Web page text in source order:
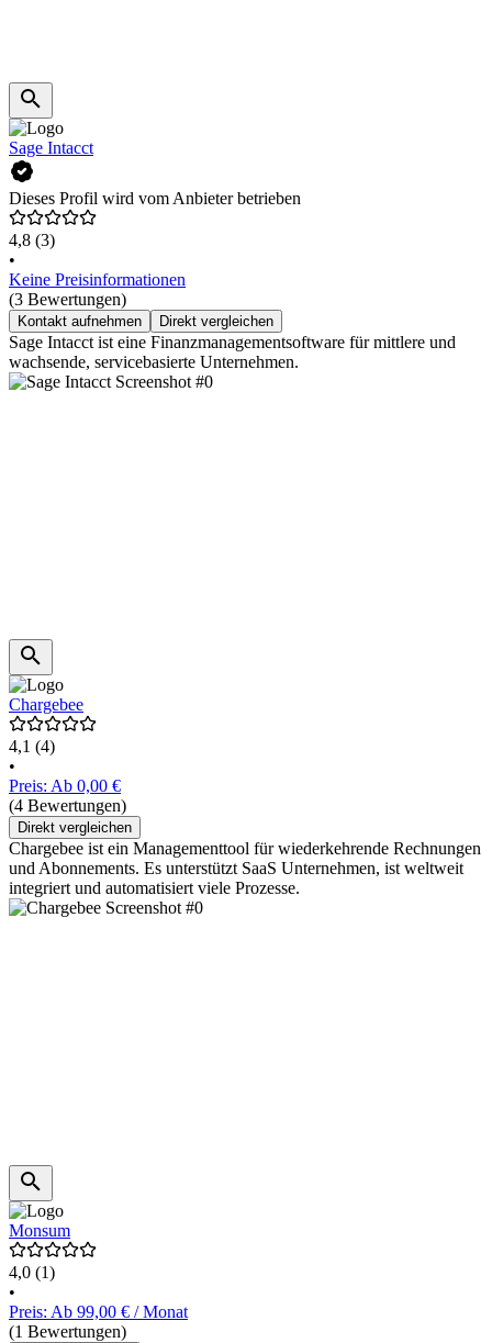
Sage Intacct
Dieses Profil wird vom Anbieter betrieben
4,8 (3)
•
Keine Preisinformationen
(3 Bewertungen)
Kontakt aufnehmen Direkt vergleichen
Sage Intacct ist eine Finanzmanagementsoftware für mittlere und
wachsende, servicebasierte Unternehmen.
Chargebee
4,1 (4)
•
Preis: Ab 0,00 €
(4 Bewertungen)
Direkt vergleichen
Chargebee ist ein Managementtool für wiederkehrende Rechnungen
und Abonnements. Es unterstützt SaaS Unternehmen, ist weltweit
integriert und automatisiert viele Prozesse.
Monsum
4,0 (1)
•
Preis: Ab 99,00 € / Monat
(1 Bewertungen)